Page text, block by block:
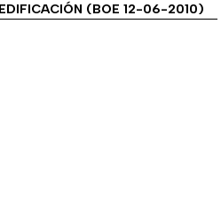
(BOE 12-06-2010)